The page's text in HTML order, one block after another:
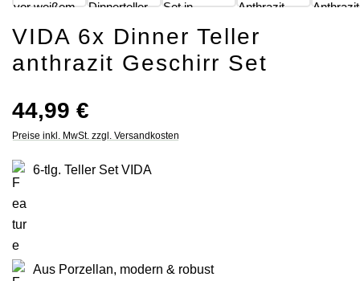
VIDA 6x Dinner Teller
anthrazit Geschirr Set
Regulärer Preis:
44,99 €
Preise inkl. MwSt. zzgl. Versandkosten
6-tlg. Teller Set VIDA
Aus Porzellan, modern & robust